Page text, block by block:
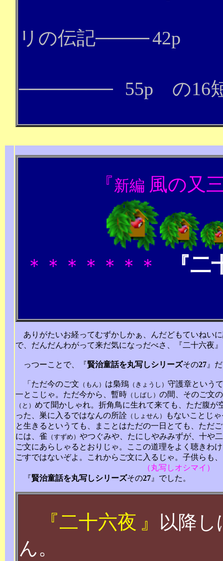
リの伝記────42p
───────
55p の16
『新編 風の又
＊＊＊＊＊＊＊ 『
ありがたいお経ってむずかしかぁ、んだどもていねい
で、だんだんわがって来だ気になっだべさ、『二十六夜
っつーことで、『賢治童話を丸写しシリーズその27 』
「ただ今のご文 （もん） は梟鵄 （きょうし） 守護章という
一とこじゃ。ただ今から、暫時 （しばし） の間、そのご文
（と） めて聞かしゃれ。折角鳥に生れて来ても、ただ腹が
った、巣に入るではなんの所詮 （しょせん）
もないことじ
と生きるというても、まことはただの一日とても、ただ
には、雀 （すずめ） やつぐみや、たにしやみみずが、十や
ご文にあらしゃるとおりじゃ。ここの道理をよく聴きわ
ごすではないぞよ。これからご文に入るじゃ。子供らも
（丸写しオシマイ）
『賢治童話を丸写しシリーズその27 』でした。
『二十六夜 』 以降し
ん。